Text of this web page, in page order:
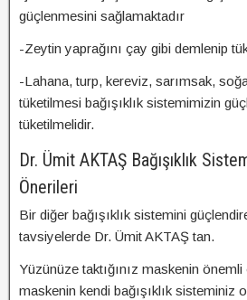
güçlenmesini sağlamaktadır
-Zeytin yaprağını çay gibi demlenip
-Lahana, turp, kereviz, sarımsak,
tüketilmesi bağışıklık sistemimizin
tüketilmelidir.
Dr. Ümit AKTAŞ Bağışıklık
Önerileri
Bir diğer bağışıklık sistemini
tavsiyelerde Dr. Ümit AKTAŞ tan.
Yüzünüze taktığınız maskenin önemli
maskenin kendi bağışıklık sisteminiz